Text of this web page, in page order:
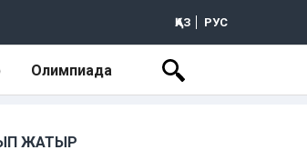
ҚАЗ РУС
Олимпиада
ЖАТЫР